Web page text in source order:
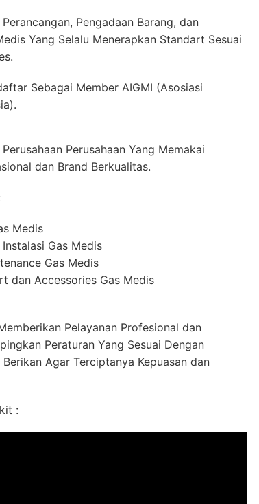
Pengadaan Barang, dan
Yang Selalu Menerapkan Standart Sesuai
Sebagai Member AIGMI (Asosiasi
Perusahaan Yang Memakai
dan Brand Berkualitas.
Medis
Gas Medis
Gas Medis
dan Accessories Gas Medis
Pelayanan Profesional dan
Peraturan Yang Sesuai Dengan
Berikan Agar Terciptanya Kepuasan dan
: